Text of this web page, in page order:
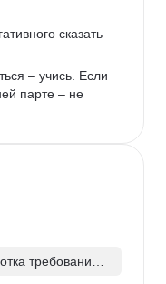
сказать
– учись. Если
парте – не
требований